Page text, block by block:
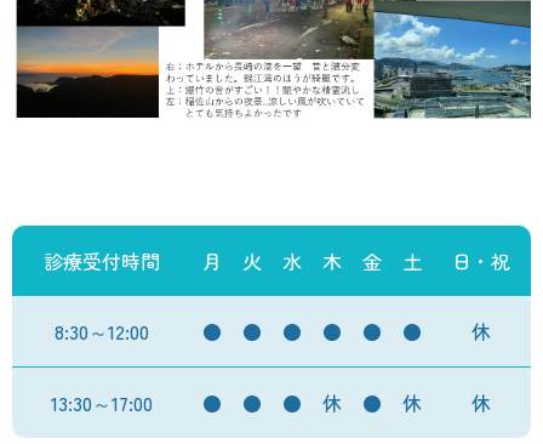
診療受付時間 月 火 水 木 金 土 日・祝
8:30～12:00 ● ● ● ● ● ● 休
13:30～17:00 ● ● ● 休 ● 休 休